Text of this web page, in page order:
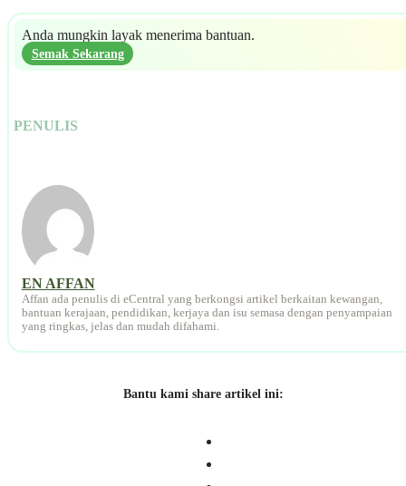
Anda mungkin layak menerima bantuan.
Semak Sekarang
PENULIS
EN AFFAN
Affan ada penulis di eCentral yang berkongsi artikel berkaitan kewangan,
bantuan kerajaan, pendidikan, kerjaya dan isu semasa dengan penyampaian
yang ringkas, jelas dan mudah difahami.
Bantu kami share artikel ini: